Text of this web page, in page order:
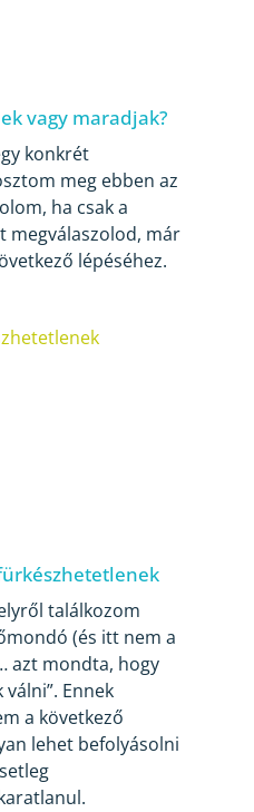
vagy maradjak?
konkrét
meg ebben az
ha csak a
megválaszolod, már
lépéséhez.
találkozom
(és itt nem a
azt mondta, hogy
Ennek
a következő
lehet befolyásolni